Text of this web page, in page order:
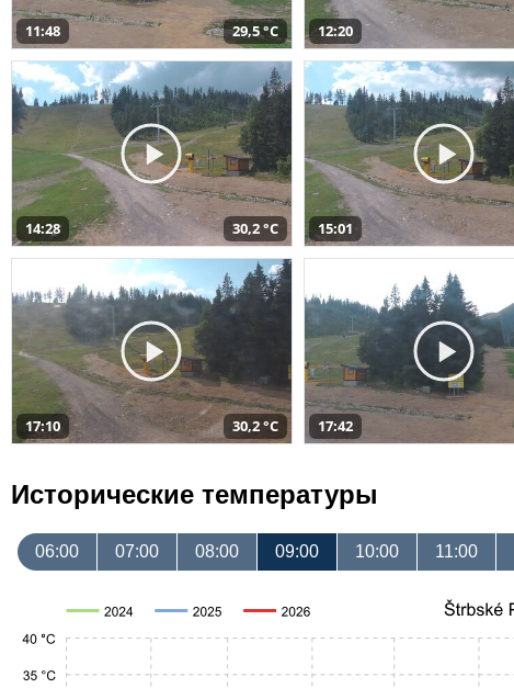
11:48 29,5 °C 12:20
14:28 30,2 °C 15:01
17:10 30,2 °C 17:42
Исторические температуры
06:00 07:00 08:00 09:00 10:00 11:00